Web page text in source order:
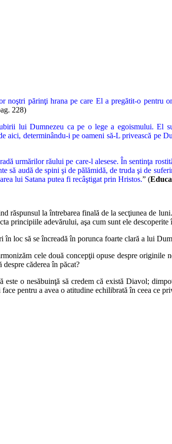
noştri părinţi hrana pe care El a pregătit-o pentru
228)
lui Dumnezeu ca pe o lege a egoismului. El
aici, determinându-i pe oameni să-L privească pe
urmărilor răului pe care-l alesese. În sentinţa
să audă de spini şi de pălămidă, de truda şi de
lui Satana putea fi recâştigat prin Hristos.” (
răspunsul la întrebarea finală de lasecţiunea de
principiile adevărului, aşa cum sunt ele
în loc să se încreadă în porunca foarte clară a lui
cele două concepţii opuse despreoriginile
căderea în păcat?
este o nesăbuinţă să credem că există Diavol;
pentru a avea o atitudine echilibrată în ceea ce